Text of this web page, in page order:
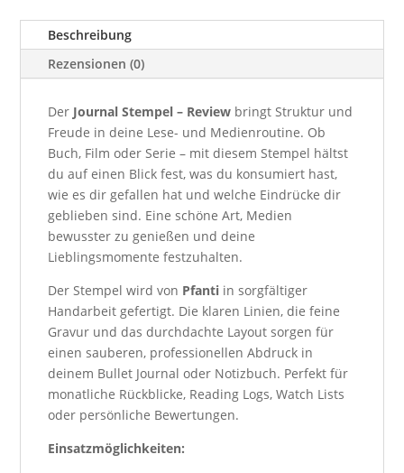
Beschreibung
Rezensionen (0)
Der Journal Stempel – Review bringt Struktur und
Freude in deine Lese- und Medienroutine. Ob
Buch, Film oder Serie – mit diesem Stempel hältst
du auf einen Blick fest, was du konsumiert hast,
wie es dir gefallen hat und welche Eindrücke dir
geblieben sind. Eine schöne Art, Medien
bewusster zu genießen und deine
Lieblingsmomente festzuhalten.
Der Stempel wird von Pfanti in sorgfältiger
Handarbeit gefertigt. Die klaren Linien, die feine
Gravur und das durchdachte Layout sorgen für
einen sauberen, professionellen Abdruck in
deinem Bullet Journal oder Notizbuch. Perfekt für
monatliche Rückblicke, Reading Logs, Watch Lists
oder persönliche Bewertungen.
Einsatzmöglichkeiten: